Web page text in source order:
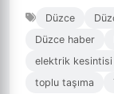
Düzce
Düzce haber
elektrik kesintisi
toplu taşıma